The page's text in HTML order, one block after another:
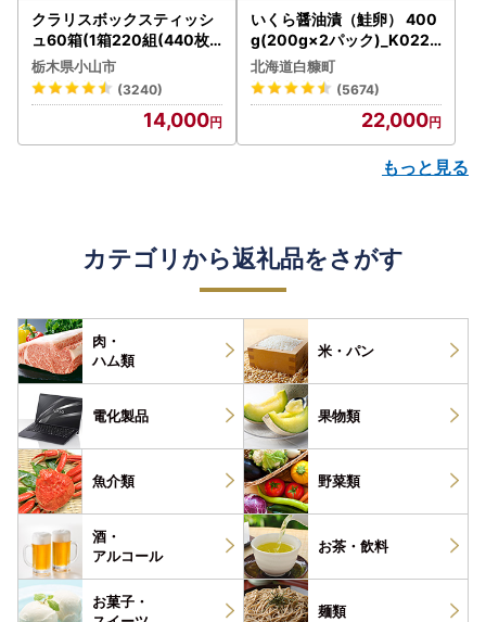
クラリスボックスティッシ
ュ60箱(1箱220組(440枚))
(5個入り×12セット)【配送
不可地域：離島・沖縄県】
【1256759】
栃木県小山市
(3240)
14,000
いくら醤油漬（鮭卵） 400
g(200g×2パック)_K022-
1676
北海道白糠町
(5674)
22,000
もっと見る
カテゴリから返礼品をさがす
肉・
ハム類
米・パン
電化製品 果物類
魚介類 野菜類
酒・
アルコール
お茶・ 飲料
お菓子・
麺類